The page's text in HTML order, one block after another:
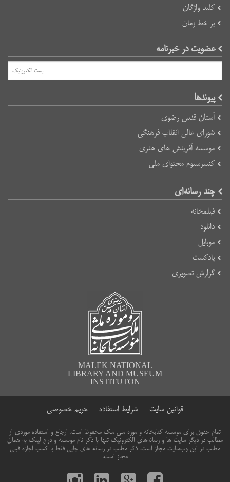
کلید واژگان
بر خط زمان
عضویت در خبرنامه
پیوند‌ها
آستان قدس رضوی
شورای عالی انقلاب فرهنگی
موسسه آفرینش های هنری
کنسرسیوم محتوای ملی
چند رسانه‌ای
فیلمخانه
دانلود
موبایل
پادکست
گزارش تصویری
MALEK NATIONAL
LIBRARY AND MUSEUM
INSTITUTON
قوانین سایت شرایط استفاده حریم خصوصی
تمام حقوق برای موسسه کتابخانه و موزه ملی ملک محفوظ است. ارجاع و استفاده موردی از
مطالب در دیگر سایت ها و رسانه‌های الکترونیک تنها با ذکر نام موسسه و درج لینک به همان
مطلب در این وب‌سایت مجاز است. ذکر مطلب در رسانه های چاپی فقط با کسب اجازه قبلی
مجاز است.